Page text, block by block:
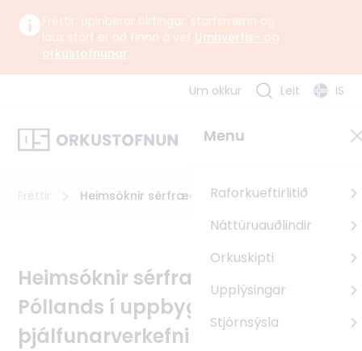
Fréttir, opinberar birtingar, starfsmenn og
laus störf er að finna á vef Umhverfis- og
orkustofnunar.
Orkustofnun starfar undir yfirstjórn Umhverfis-, orku- og
Sagan
Pólland
Rúmenía
Um okkur Leit IS
Menu
Raforkueftirlitið
Náttúruauðlindir
Orkuskipti
Upplýsingar
Stjórnsýsla
Heimsóknir sérfræðinga til Póllands í
jarðhita á milli Íslands og Póllands
Heimsóknir sérfræðinga til
Póllands í uppbyggingar- og
þjálfunarverkefni í jarðhita á